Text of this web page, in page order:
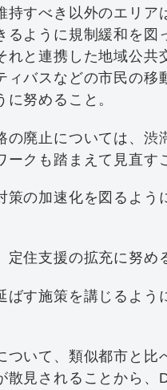
持すべき以外のエリア
るように規制緩和を図
れと連携した地域公共
ィバスなどの市民の移
努めること。
廃止については、渋
ークも踏まえて見直す
の加速化を図るよう
住支援の拡充に努め
す施策を講じるよう
いて、類似都市と比
散見されることから、